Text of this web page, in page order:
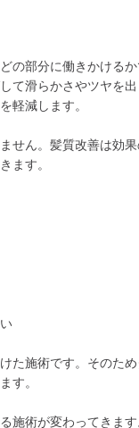
の部分に働きかけるか
て滑らかさやツヤを出
軽減します。
せん。髪質改善は効
ます。
た施術です。そのた
す。
施術が変わってきま